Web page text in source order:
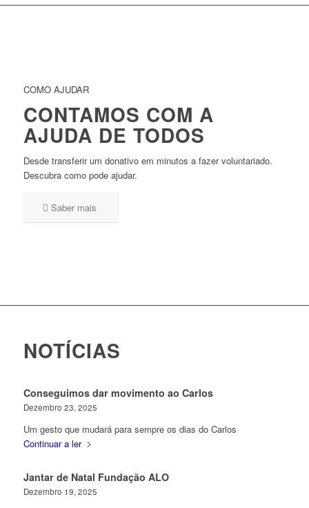
COMO AJUDAR
CONTAMOS COM A
AJUDA DE TODOS
Desde transferir um donativo em minutos a fazer voluntariado.
Descubra como pode ajudar.
Saber mais
NOTÍCIAS
Conseguimos dar movimento ao Carlos
Dezembro 23, 2025
Um gesto que mudará para sempre os dias do Carlos
Continuar a ler
Jantar de Natal Fundação ALO
Dezembro 19, 2025